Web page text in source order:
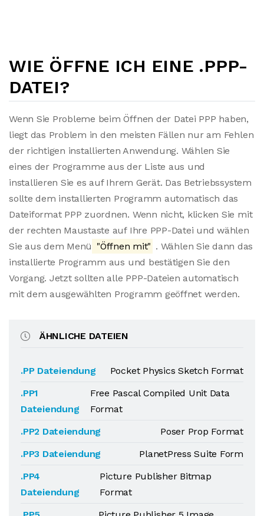
WIE ÖFFNE ICH EINE .PPP-
DATEI?
Wenn Sie Probleme beim Öffnen der Datei PPP haben,
liegt das Problem in den meisten Fällen nur am Fehlen
der richtigen installierten Anwendung. Wählen Sie
eines der Programme aus der Liste aus und
installieren Sie es auf Ihrem Gerät. Das Betriebssystem
sollte dem installierten Programm automatisch das
Dateiformat PPP zuordnen. Wenn nicht, klicken Sie mit
der rechten Maustaste auf Ihre PPP-Datei und wählen
Sie aus dem Menü "Öffnen mit" . Wählen Sie dann das
installierte Programm aus und bestätigen Sie den
Vorgang. Jetzt sollten alle PPP-Dateien automatisch
mit dem ausgewählten Programm geöffnet werden.
ÄHNLICHE DATEIEN
.PP Dateiendung
Pocket Physics Sketch Format
.PP1
Dateiendung
Free Pascal Compiled Unit Data
Format
.PP2 Dateiendung
Poser Prop Format
.PP3 Dateiendung
PlanetPress Suite Form
.PP4
Dateiendung
Picture Publisher Bitmap
Format